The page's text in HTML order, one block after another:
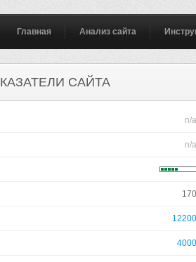
Главная Анализ сайта
САЙТА
n/a
n/a
170
12200
4000